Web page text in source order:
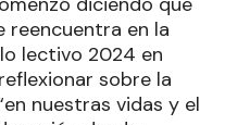
reencuentra en la
lectivo 2024 en
sobre la
nuestras vidas y el